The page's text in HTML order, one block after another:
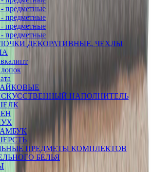
предметные
предметные
предметные
предметные
ДЕКОРАТИВНЫЕ, ЧЕХЛЫ
НАПОЛНИТЕЛЬ
ПРЕДМЕТЫ КОМПЛЕКТОВ
БЕЛЬЯ